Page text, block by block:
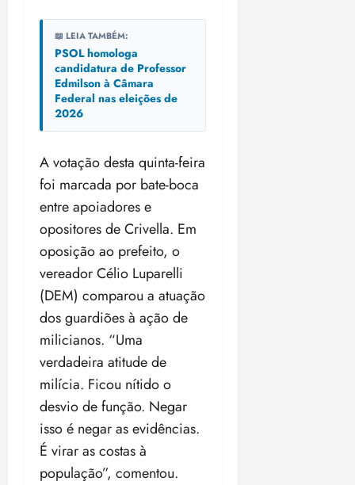
📖 LEIA TAMBÉM:
PSOL homologa
candidatura de Professor
Edmilson à Câmara
Federal nas eleições de
2026
A votação desta quinta-feira
foi marcada por bate-boca
entre apoiadores e
opositores de Crivella. Em
oposição ao prefeito, o
vereador Célio Luparelli
(DEM) comparou a atuação
dos guardiões à ação de
milicianos. “Uma
verdadeira atitude de
milícia. Ficou nítido o
desvio de função. Negar
isso é negar as evidências.
É virar as costas à
população”, comentou.